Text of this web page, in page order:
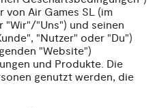
von Air Games SL (im
"Wir"/"Uns") und seinen
"Nutzer" oder "Du")
"Website")
und Produkte. Die
genutzt werden, die